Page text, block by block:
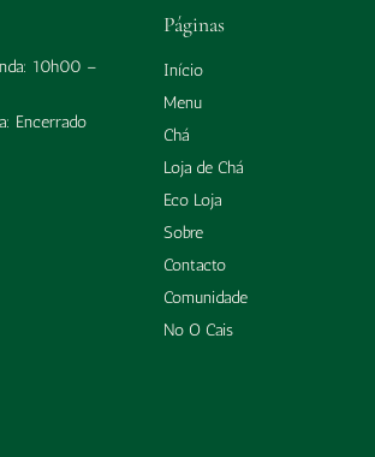
10h00 –
Encerrado
Páginas
Início
Menu
Chá
Loja de Chá
Eco Loja
Sobre
Contacto
Comunidade
No O Cais